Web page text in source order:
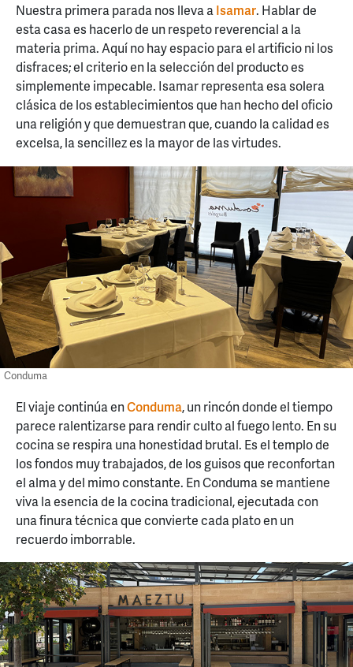
Nuestra primera parada nos lleva aIsamar. Hablar de
esta casa es hacerlo de un respeto reverencial a la
materia prima. Aquí no hay espacio para el artificio ni los
disfraces; el criterio en la selección del producto es
simplemente impecable. Isamar representa esa solera
clásica de los establecimientos que han hecho del oficio
una religión y que demuestran que, cuando la calidad es
excelsa, la sencillez es la mayor de las virtudes.
Conduma
El viaje continúa enConduma, un rincón donde el tiempo
parece ralentizarse para rendir culto al fuego lento. En su
cocina se respira una honestidad brutal. Es el templo de
los fondos muy trabajados, de los guisos que reconfortan
el alma y del mimo constante. En Conduma se mantiene
viva la esencia de la cocina tradicional, ejecutada con
una finura técnica que convierte cada plato en un
recuerdo imborrable.